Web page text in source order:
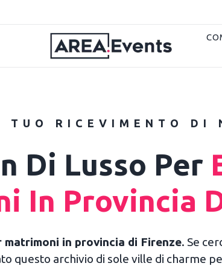
TUO RICEVIMENTO DI
Di Lusso Per
In Provincia
in provincia di Firenze. Se
questo archivio di sole ville di charme